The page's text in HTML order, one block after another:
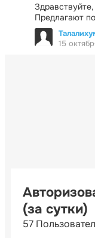
Предлагают
15
(за сутки)
57